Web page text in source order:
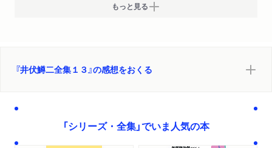
もっと見る
『井伏鱒二全集１３』の感想をおくる
「シリーズ・全集」でいま人気の本